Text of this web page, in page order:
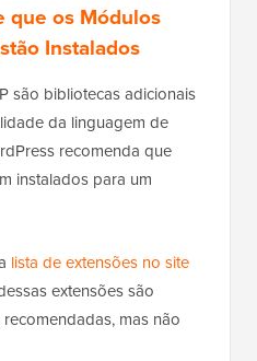
que os Módulos
Instalados
são bibliotecas adicionais
da linguagem de
recomenda que
instalados para um
lista de extensões no site
extensões são
mas não